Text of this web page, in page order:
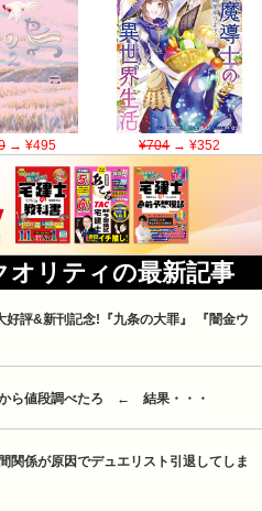
→ ¥495 ¥704→ ¥352
オリティの最新記事
評&新刊記念!『九条の大罪』 『闇金ウ
ら値段調べたろ　←　結果・・・
関係が原因でデュエリスト引退してしま